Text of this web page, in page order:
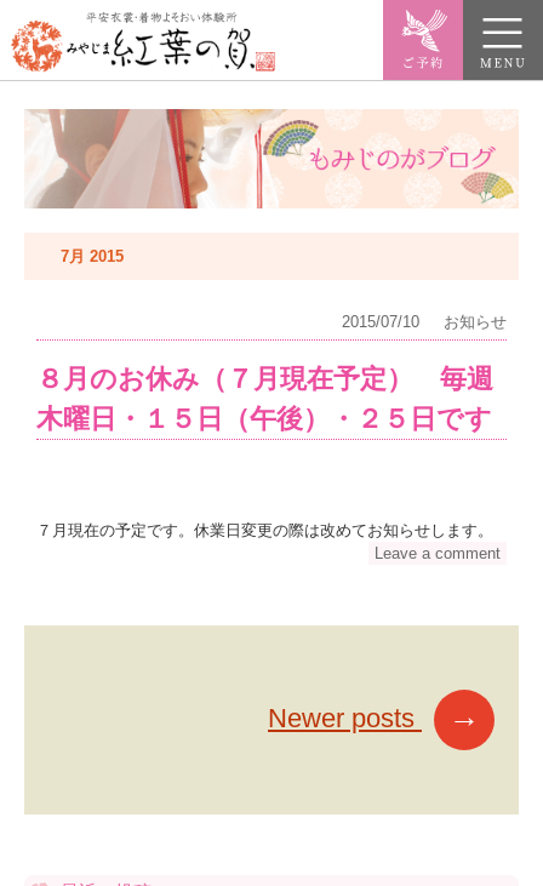
7月 2015
2015/07/10 お知らせ
８月のお休み（７月現在予定） 毎週
木曜日・１５日（午後）・２５日です
７月現在の予定です。休業日変更の際は改めてお知らせします。
Leave a comment
Newer posts →